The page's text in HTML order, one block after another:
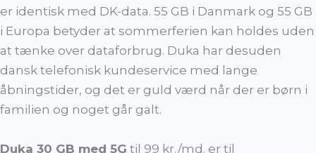
er identisk med DK-data. 55 GB i Danmark og 55 GB
i Europa betyder at sommerferien kan holdes uden
at tænke over dataforbrug. Duka har desuden
dansk telefonisk kundeservice med lange
åbningstider, og det er guld værd når der er børn i
familien og noget går galt.
Duka 30 GB med 5G til 99 kr./md. er til